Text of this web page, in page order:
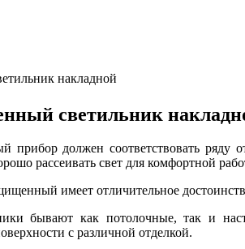
накладной
светильник
прибор должен соответствовать
рассеивать свет для комфортной
имеет отличительное
бывают как потолочные, так и
с различной отделкой.